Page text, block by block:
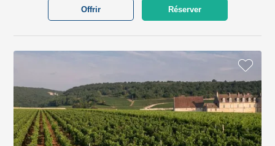
Réserver
Offrir